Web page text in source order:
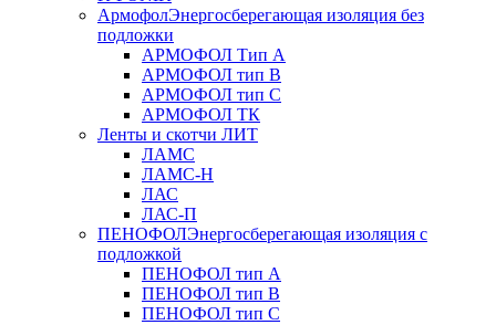
АрмофолЭнергосберегающая изоляция без
подложки
АРМОФОЛ Тип А
АРМОФОЛ тип В
АРМОФОЛ тип C
АРМОФОЛ ТК
Ленты и скотчи ЛИТ
ЛАМС
ЛАМС-Н
ЛАС
ЛАС-П
ПЕНОФОЛЭнергосберегающая изоляция с
подложкой
ПЕНОФОЛ тип А
ПЕНОФОЛ тип B
ПЕНОФОЛ тип C